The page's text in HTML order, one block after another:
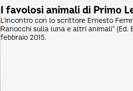
I favolosi animali di Primo
L’incontro con lo scrittore Ernesto
Ranocchi sulla luna e altri animali” (Ed.
febbraio 2015.